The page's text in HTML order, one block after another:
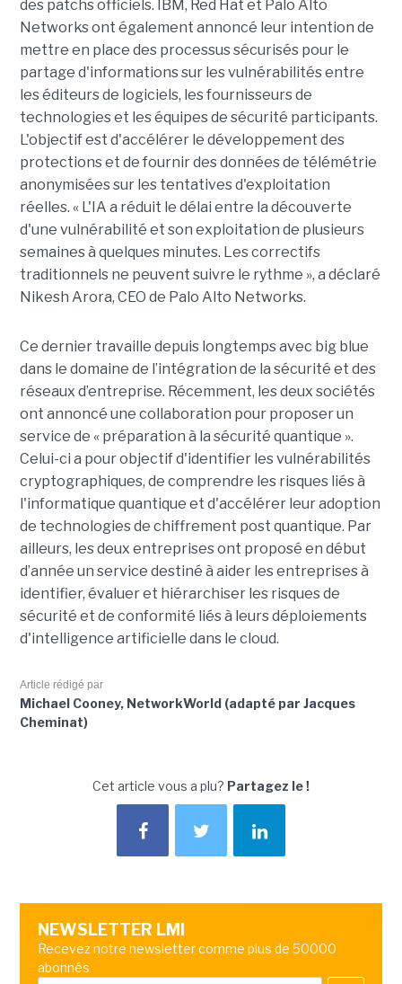
des patchs officiels. IBM, Red Hat et Palo Alto
Networks ont également annoncé leur intention de
mettre en place des processus sécurisés pour le
partage d'informations sur les vulnérabilités entre
les éditeurs de logiciels, les fournisseurs de
technologies et les équipes de sécurité participants.
L'objectif est d'accélérer le développement des
protections et de fournir des données de télémétrie
anonymisées sur les tentatives d'exploitation
réelles. « L'IA a réduit le délai entre la découverte
d'une vulnérabilité et son exploitation de plusieurs
semaines à quelques minutes. Les correctifs
traditionnels ne peuvent suivre le rythme », a déclaré
Nikesh Arora, CEO de Palo Alto Networks.
Ce dernier travaille depuis longtemps avec big blue
dans le domaine de l’intégration de la sécurité et des
réseaux d’entreprise. Récemment, les deux sociétés
ont annoncé une collaboration pour proposer un
service de « préparation à la sécurité quantique ».
Celui-ci a pour objectif d'identifier les vulnérabilités
cryptographiques, de comprendre les risques liés à
l'informatique quantique et d'accélérer leur adoption
de technologies de chiffrement post quantique. Par
ailleurs, les deux entreprises ont proposé en début
d’année un service destiné à aider les entreprises à
identifier, évaluer et hiérarchiser les risques de
sécurité et de conformité liés à leurs déploiements
d'intelligence artificielle dans le cloud.
Article rédigé par
Michael Cooney, NetworkWorld (adapté par Jacques
Cheminat)
Cet article vous a plu? Partagez le !
NEWSLETTER LMI
Recevez notre newsletter comme plus de 50000
abonnés